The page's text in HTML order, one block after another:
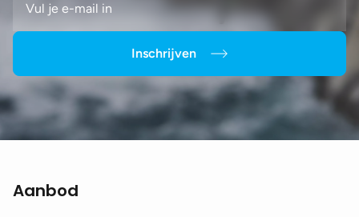
Inschrijven
Aanbod